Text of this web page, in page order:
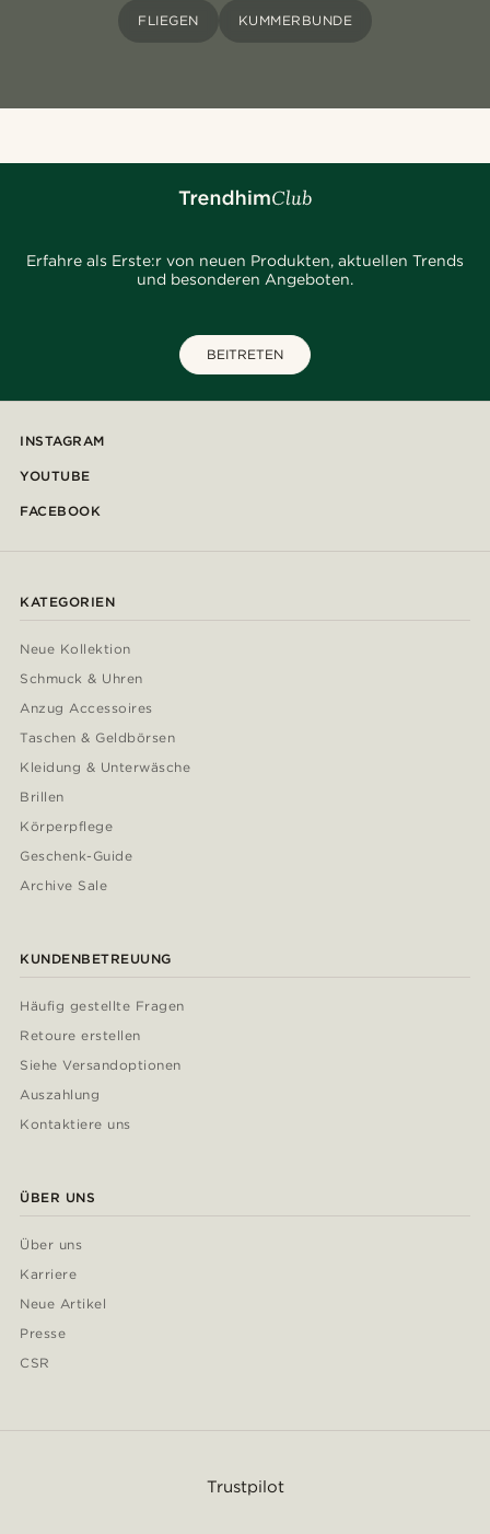
FLIEGEN KUMMERBUNDE
Erfahre als Erste:r von neuen Produkten, aktuellen Trends
und besonderen Angeboten.
BEITRETEN
INSTAGRAM
YOUTUBE
FACEBOOK
KATEGORIEN
Neue Kollektion
Schmuck & Uhren
Anzug Accessoires
Taschen & Geldbörsen
Kleidung & Unterwäsche
Brillen
Körperpflege
Geschenk-Guide
Archive Sale
KUNDENBETREUUNG
Häufig gestellte Fragen
Retoure erstellen
Siehe Versandoptionen
Auszahlung
Kontaktiere uns
ÜBER UNS
Über uns
Karriere
Neue Artikel
Presse
CSR
Trustpilot